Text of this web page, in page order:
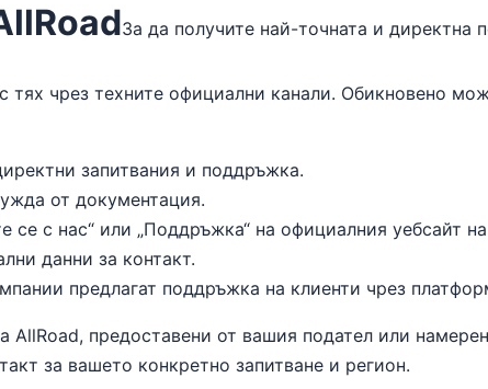
За да получите най-точната и директна
тях чрез техните официални канали. Обикновено
запитвания и поддръжка.
от документация.
се с нас“ или „Поддръжка“ на официалния уебсайт
данни за контакт.
предлагат поддръжка на клиенти чрез
предоставени от вашия подател или
за вашето конкретно запитване и регион.